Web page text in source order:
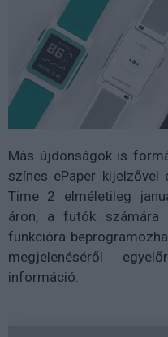
Más újdonságok is
színes ePaper kijelzővel
Time 2 elméletileg
áron, a futók számára
funkcióra
megjelenéséről
információ.